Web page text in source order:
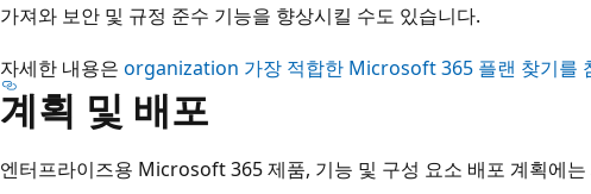
가져와 보안 및 규정 준수 기능을 향상시킬 수도 있습니다.
자세한 내용은 organization 가장 적합한 Microsoft 365 플랜 찾기를
계획 및 배포
엔터프라이즈용 Microsoft 365 제품, 기능 및 구성 요소 배포 계획에